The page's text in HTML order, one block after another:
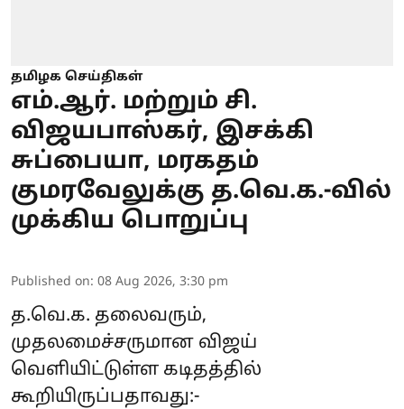
தமிழக செய்திகள்
எம்.ஆர். மற்றும் சி.
விஜயபாஸ்கர், இசக்கி
சுப்பையா, மரகதம்
குமரவேலுக்கு த.வெ.க.-வில்
முக்கிய பொறுப்பு
Published on: 08 Aug 2026, 3:30 pm
த.வெ.க. தலைவரும்,
முதலமைச்சருமான விஜய்
வெளியிட்டுள்ள கடிதத்தில்
கூறியிருப்பதாவது:-